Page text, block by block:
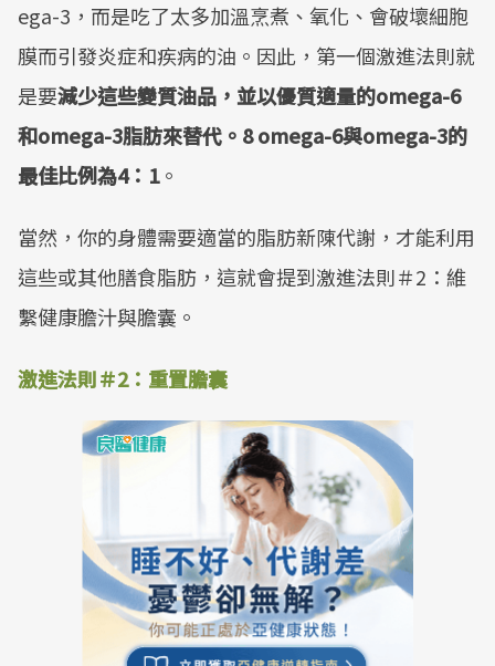
ega-3，而是吃了太多加溫烹煮、氧化、會破壞細胞
膜而引發炎症和疾病的油。因此，第一個激進法則就
是要減少這些變質油品，並以優質適量的omega-6
和omega-3脂肪來替代。8 omega-6與omega-3的
最佳比例為4：1。
當然，你的身體需要適當的脂肪新陳代謝，才能利用
這些或其他膳食脂肪，這就會提到激進法則＃2：維
繫健康膽汁與膽囊。
激進法則＃2：重置膽囊